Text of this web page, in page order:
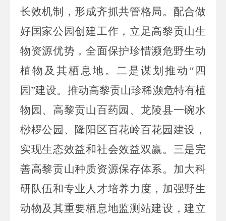
长效机制，形成齐抓共管格局。配合做
好国家公园创建工作，立足高黎贡山生
物资源优势，全面保护珍惜濒危野生动
植物及其栖息地。二是谋划推动“四
园”建设。推动高黎贡山珍稀濒危特有植
物园、高黎贡山百药园、龙陵县一碗水
桫椤公园、隆阳区百花岭百花园建设，
实现生态效益和社会效益双赢。三是完
善高黎贡山种质资源保存体系。加大科
研队伍和专业人才培养力度，加强野生
动物及其重要栖息地监测站建设，建立